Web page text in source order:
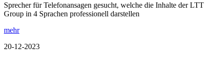
Sprecher für Telefonansagen gesucht, welche die Inhalte der LTT
Group in 4 Sprachen professionell darstellen
mehr
20-12-2023